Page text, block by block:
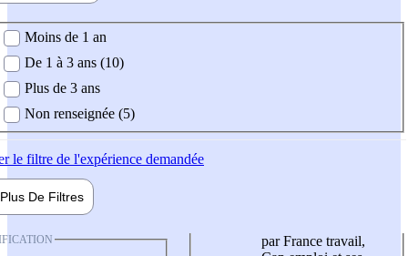
demandée
Moins de 1 an
De 1 à 3 ans (10)
Plus de 3 ans
Non renseignée (5)
le filtre de l'expérience demandée
Plus De Filtres
par France travail,